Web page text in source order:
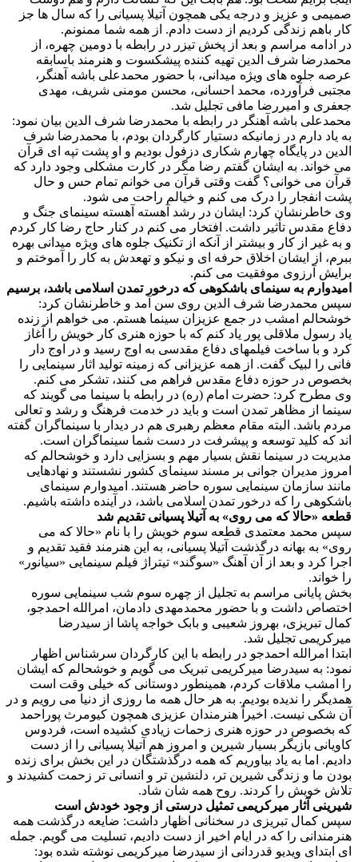
صمیمی و عزیز و درجه یکی همچون آتیلا پسیانی را که سال ها جز
کار باهم زندگی کردیم از دست دادم. از همه شما ممنونم.
در ادامه مراسم و بعد از پخش تیزر در رابطه با دومین چهره، از
محمدرضا شرف الدین تهیه کننده پیشکسوت و هنرمند باسابقه
عرصه جلوه های ویژه میدانی، با حضور محمدعلی باشه آهنگر،
مجتبی فرآورده، محمد احسانی، محسن مومنی شریف، مهدی
جعفری و امیررضا مافی تجلیل شد.
محمدعلی باشه آهنگر در رابطه با محمدرضا شرف الدین بیان نمود:
به یاد دارم در زمانیکه دستیار کارگردان بودم، با محمدرضا شرف
الدین در پایگاه چهارم شکاری دزفول بودیم و او پشت تپه ای قرآن
می خواند. به ایشان گفتم رضا مگر در کارت مشکلی وجود دارد که
قرآن می خوانی؟ گفت وقتی قرآن می خوانم تمام حس و حال
پشت انفجار را درک می کنم و خیالم راحت می شود.
وی خاطرنشان کرد: ایشان در رشد آهسته آهسته سینمای جنگ و
دفاع مقدس تأثیر داشت. افتخار می کنم در کنار حاج رضا کار کردم
و به غیر از کار و بیشتر از آنکه از تکنیک جلوه های ویژه میدانی بهره
ببرم، از ایشان اخلاق حرفه ای و نیکو و تهعدش به کار را آموختم و
برایش آرزوی موفقیت می کنم.
امیدوارم به سینمای باشکوهی که درخور تمدن اسلامی باشد، برسیم
سپس محمدرضا شرف الدین روی سن آمد و خاطرنشان کرد:
خوشحالم امشب در جمع عزیزان سینما هستم. می خواهم از زنده
یاد رسول ملاقلی پور یاد کنم که با حوزه هنری کار خویش را آغاز
کرد و با ساخت فیلمهای دفاع مقدسی به اوج رسید و در اوج دار
فانی را لبیک گفت. از همه عزیزانی که زمینه تولید اثار سینمایی را
بخصوص در حوزه دفاع مقدس فراهم می کنند، تشکر می کنم.
وی مطرح کرد: حضرت امام (ره) در رابطه با سینما می گویند که
سینما از مظاهر تمدن است و باید در خدمت فرهنگ و رشد و تعالی
مردم باشد. البته مقام معظم رهبری هم در دیدار با سینماگران گفته
اند که کلید توسعه و پیشرفت در دست شما سینماگران است.
مدیریت در سینما نقش بسیار مهم و بسزایی دارد و خوشحالم که
امروز مدیران جوانی بر مسند سینمای کشور نشستند و نهادهایی
مانند سازمان سینمایی سوره حاضر هستند. امیدوارم سینمای
باشکوهی را که درخور تمدن اسلامی باشد، در آینده داشته باشیم.
قطعه «حالا که می روی» به آتیلا پسیانی تقدیم شد
سپس محمد معتمدی قطعه سوم خویش را با نام «حالا که می
روی» به بهانه درگذشت آتیلا پسیانی، به این هنرمند فقید تقدیم و
اجرا کرد و بعد از آن آهنگ «سوگند» تیتراژ فیلم سینمایی «سیانور»
را خواند.
بخش پایانی مراسم به تجلیل از چهره سوم شب سینمایی سوره
اختصاص داشت و با حضور محمدمهدی دادمان، امرالله احمدجو،
کمال تبریزی، بهروز شعیبی و بابک خواجه پاشا از سیدرضا
میرکریمی تجلیل شد.
ابتدا امرالله احمدجو در رابطه با این کارگردان سرشناس اظهار
نمود: به سیدرضا میرکریمی تبریک می گویم و خوشحالم که ایشان
را امشب ملاقات کردم، همینطور دوستانی که خیلی وقت است
همدیگر را ندیده بودیم. به هر حال همه ما روزی از دنیا می رویم و در
آن شکی نیست. اخیراً هنرمندان عزیزی همچون کیومرث پوراحمد
که بخصوص در حوزه هنری زحمات زیادی کشیده است، فردوس
کاویانی بازیگر بسیار شیرین و امروز هم آتیلا پسیانی را از دست
دادیم. اما به یاد بیاوریم که همه درگذشتگان در این بخش برای زنده
بودن ما و زندگی شیرین تر، دلنشین تر و انسانی تر زحمت کشیدند و
تلاش خویش را کردند. روح همه شان شاد.
شیرینی آثار میرکریمی تمثیل درستی از وجود خودش است
سپس کمال تبریزی در سخنانی اظهار داشت: ضایعه درگذشت همه
هنرمندانی را که در ایام اخیر از دست دادیم، تسلیت می گویم. جمله
ای ابتدای ویدیو قدردانی از سیدرضا میرکریمی نوشته شده بود: